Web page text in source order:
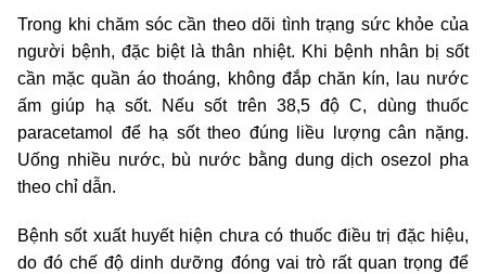
Trong khi chăm sóc cần theo dõi tình trạng sức khỏe của
người bệnh, đặc biệt là thân nhiệt. Khi bệnh nhân bị sốt
cần mặc quần áo thoáng, không đắp chăn kín, lau nước
ấm giúp hạ sốt. Nếu sốt trên 38,5 độ C, dùng thuốc
paracetamol để hạ sốt theo đúng liều lượng cân nặng.
Uống nhiều nước, bù nước bằng dung dịch osezol pha
theo chỉ dẫn.
Bệnh sốt xuất huyết hiện chưa có thuốc điều trị đặc hiệu,
do đó chế độ dinh dưỡng đóng vai trò rất quan trọng để